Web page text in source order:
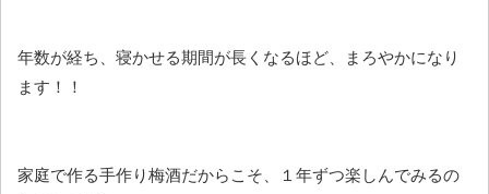
年数が経ち、寝かせる期間が長くなるほど、まろやかになり
ます！！
家庭で作る手作り梅酒だからこそ、１年ずつ楽しんでみるの